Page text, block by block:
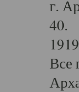
г.
40.
Все